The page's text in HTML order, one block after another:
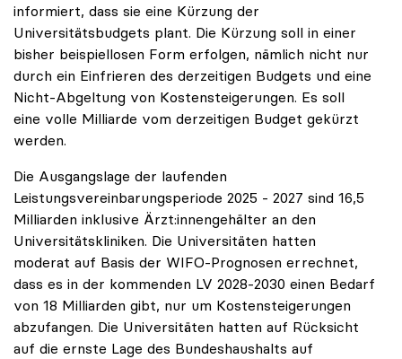
informiert, dass sie eine Kürzung der
Universitätsbudgets plant. Die Kürzung soll in einer
bisher beispiellosen Form erfolgen, nämlich nicht nur
durch ein Einfrieren des derzeitigen Budgets und eine
Nicht-Abgeltung von Kostensteigerungen. Es soll
eine volle Milliarde vom derzeitigen Budget gekürzt
werden.
Die Ausgangslage der laufenden
Leistungsvereinbarungsperiode 2025 - 2027 sind 16,5
Milliarden inklusive Ärzt:innengehälter an den
Universitätskliniken. Die Universitäten hatten
moderat auf Basis der WIFO-Prognosen errechnet,
dass es in der kommenden LV 2028-2030 einen Bedarf
von 18 Milliarden gibt, nur um Kostensteigerungen
abzufangen. Die Universitäten hatten auf Rücksicht
auf die ernste Lage des Bundeshaushalts auf